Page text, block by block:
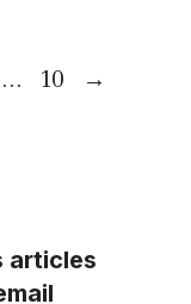
… Page
10
→
articles